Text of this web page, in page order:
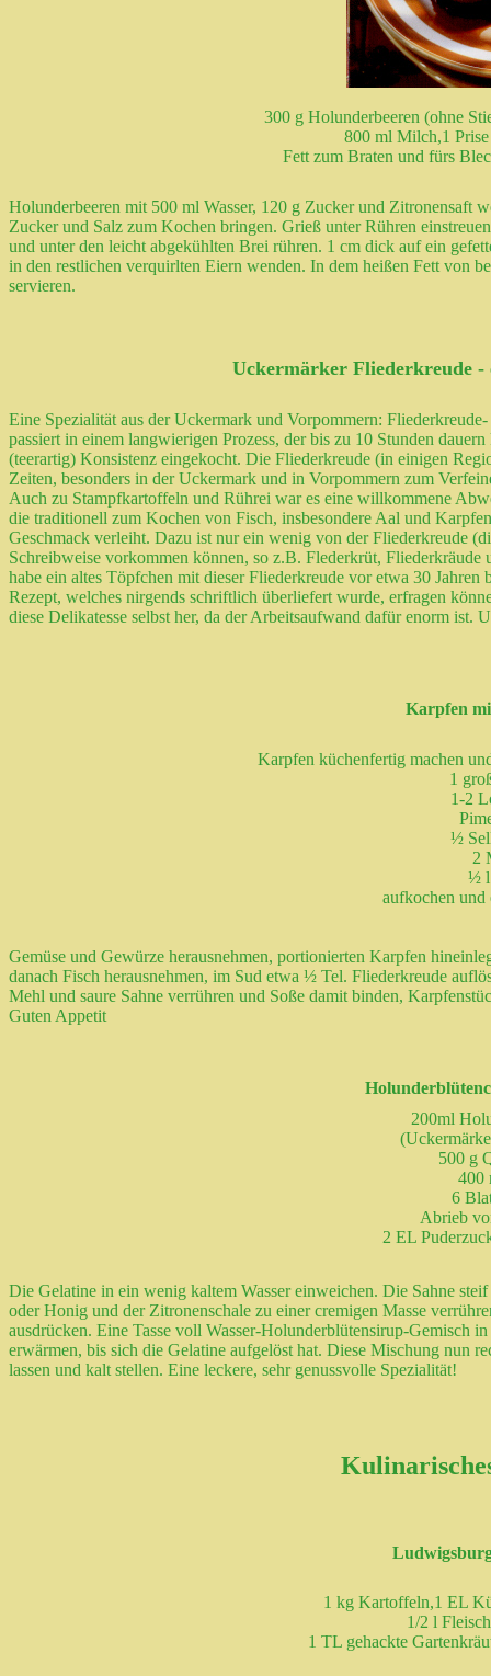
300 g Holunderbeeren (ohne
800 ml Milch,1
Fett zum Braten und fürs
Holunderbeeren mit 500 ml Wasser, 120 g Zucker und Zitronensaft
Zucker und Salz zum Kochen bringen. Grieß unter Rühren
und unter den leicht abgekühlten Brei rühren. 1 cm dick auf ein
in den restlichen verquirlten Eiern wenden. In dem heißen Fett von
servieren.
Uckermärker Fliederkreude -
Eine Spezialität aus der Uckermark und Vorpommern:
passiert in einem langwierigen Prozess, der bis zu 10 Stunden
(teerartig) Konsistenz eingekocht. Die Fliederkreude (in einigen
Zeiten, besonders in der Uckermark und in Vorpommern zum
Auch zu Stampfkartoffeln und Rührei war es eine willkommene
die traditionell zum Kochen von Fisch, insbesondere Aal und
Geschmack verleiht. Dazu ist nur ein wenig von der Fliederkreude
Schreibweise vorkommen können, so z.B. Flederkrüt,
habe ein altes Töpfchen mit dieser Fliederkreude vor etwa 30
Rezept, welches nirgends schriftlich überliefert wurde, erfragen
diese Delikatesse selbst her, da der Arbeitsaufwand dafür enorm ist.
Karpfen
Karpfen küchenfertig machen
1
1-2
½
2
½ l
aufkochen und
Gemüse und Gewürze herausnehmen, portionierten Karpfen
danach Fisch herausnehmen, im Sud etwa ½ Tel. Fliederkreude
Mehl und saure Sahne verrühren und Soße damit binden,
Guten Appetit
200ml
500 g
400
6
Abrieb
2 EL
Die Gelatine in ein wenig kaltem Wasser einweichen. Die Sahne
oder Honig und der Zitronenschale zu einer cremigen Masse
ausdrücken. Eine Tasse voll Wasser-Holunderblütensirup-Gemisch
erwärmen, bis sich die Gelatine aufgelöst hat. Diese Mischung nun
lassen und kalt stellen. Eine leckere, sehr genussvolle Spezialität!
1 kg Kartoffeln,1 EL
1/2 l
1 TL gehackte